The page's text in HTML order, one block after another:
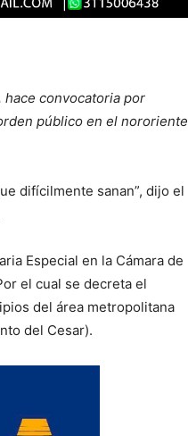
hace convocatoria por
público en el nororiente
difícilmente sanan”, dijo el
Especial en la Cámara de
el cual se decreta el
del área metropolitana
del Cesar).